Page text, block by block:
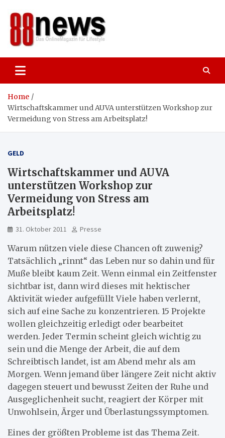
content
Home
Wirtschaftskammer und AUVA unterstützen Workshop zur
Vermeidung von Stress am Arbeitsplatz!
GELD
Wirtschaftskammer und AUVA
unterstützen Workshop zur
Vermeidung von Stress am
Arbeitsplatz!
31. Oktober 2011 Presse
Warum nützen viele diese Chancen oft zuwenig?
Tatsächlich „rinnt“ das Leben nur so dahin und für
Muße bleibt kaum Zeit. Wenn einmal ein Zeitfenster
sichtbar ist, dann wird dieses mit hektischer
Aktivität wieder aufgefüllt Viele haben verlernt,
sich auf eine Sache zu konzentrieren. 15 Projekte
wollen gleichzeitig erledigt oder bearbeitet
werden. Jeder Termin scheint gleich wichtig zu
sein und die Menge der Arbeit, die auf dem
Schreibtisch landet, ist am Abend mehr als am
Morgen. Wenn jemand über längere Zeit nicht aktiv
dagegen steuert und bewusst Zeiten der Ruhe und
Ausgeglichenheit sucht, reagiert der Körper mit
Unwohlsein, Ärger und Überlastungssymptomen.
Eines der größten Probleme ist das Thema Zeit.